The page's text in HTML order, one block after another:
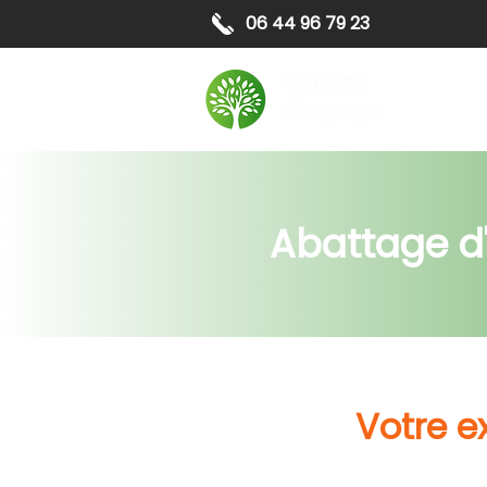
06 44 96 79 23
Abattage
Votre